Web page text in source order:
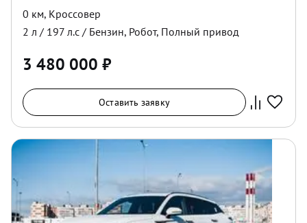
0 км, Кроссовер
2 л / 197 л.с / Бензин, Робот, Полный привод
3 480 000 ₽
Оставить заявку